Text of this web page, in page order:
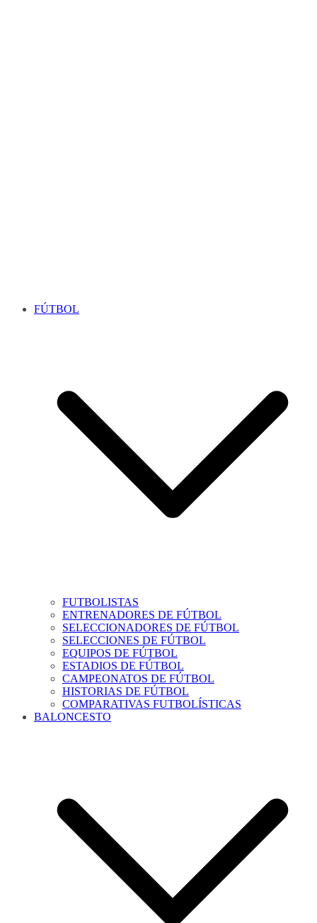
FÚTBOL
FUTBOLISTAS
ENTRENADORES DE FÚTBOL
SELECCIONADORES DE FÚTBOL
SELECCIONES DE FÚTBOL
EQUIPOS DE FÚTBOL
ESTADIOS DE FÚTBOL
CAMPEONATOS DE FÚTBOL
HISTORIAS DE FÚTBOL
COMPARATIVAS FUTBOLÍSTICAS
BALONCESTO